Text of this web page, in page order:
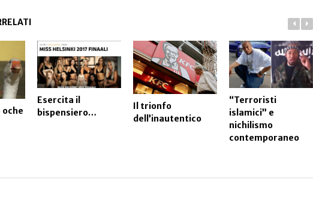
oche
Esercita il
bispensiero…
Il trionfo
dell’inautentico
“Terroristi
islamici” e
nichilismo
contemporaneo